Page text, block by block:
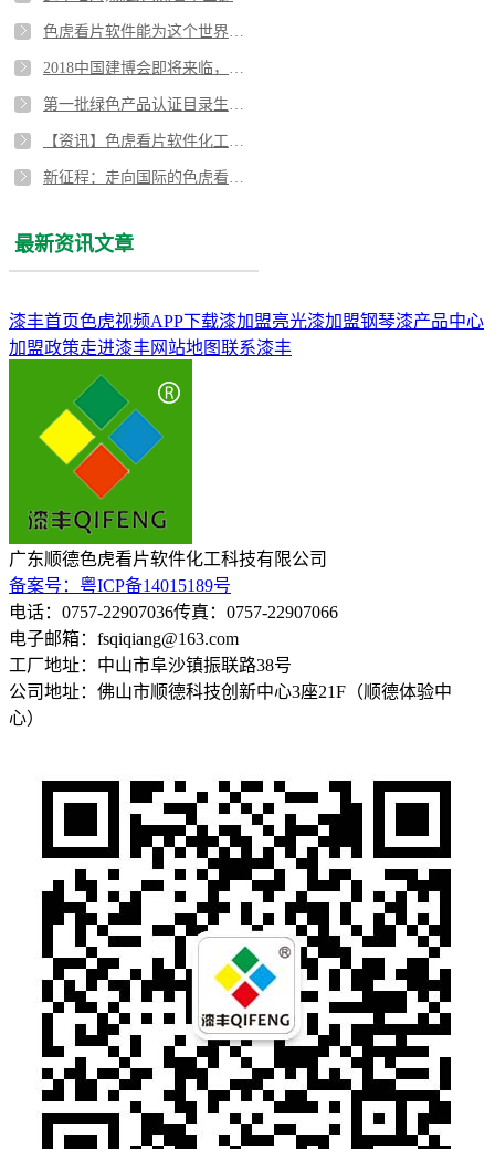
最新资讯文章
漆丰首页色虎视频APP下载漆加盟亮光漆加盟钢琴漆产品中心
加盟政策走进漆丰网站地图联系漆丰
广东顺德色虎看片软件化工科技有限公司
备案号：粤ICP备14015189号
电话：0757-22907036传真：0757-22907066
电子邮箱：fsqiqiang@163.com
工厂地址：中山市阜沙镇振联路38号
公司地址：佛山市顺德科技创新中心3座21F（顺德体验中
心）